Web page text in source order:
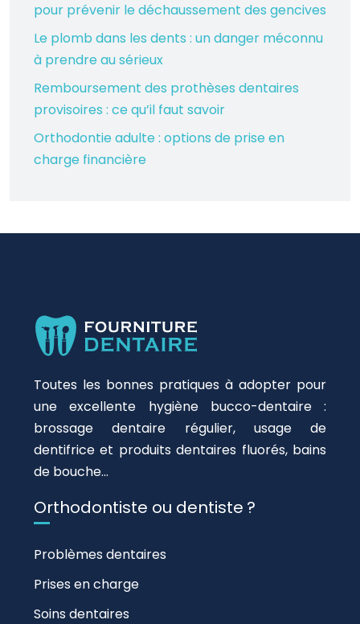
pour prévenir le déchaussement des gencives
Le plomb dans les dents : un danger méconnu
à prendre au sérieux
Remboursement des prothèses dentaires
provisoires : ce qu’il faut savoir
Orthodontie adulte : options de prise en
charge financière
Toutes les bonnes pratiques à adopter pour
une excellente hygiène bucco-dentaire :
brossage dentaire régulier, usage de
dentifrice et produits dentaires fluorés, bains
de bouche…
Orthodontiste ou dentiste ?
Problèmes dentaires
Prises en charge
Soins dentaires